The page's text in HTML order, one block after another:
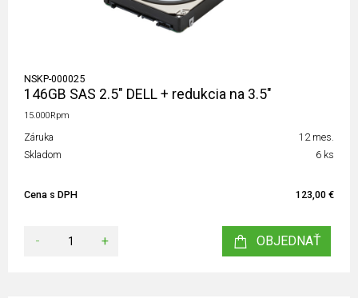
NSKP-000025
146GB SAS 2.5" DELL + redukcia na 3.5"
15.000Rpm
Záruka
12 mes.
Skladom
6 ks
Cena s DPH 123,00 €
- + OBJEDNAŤ